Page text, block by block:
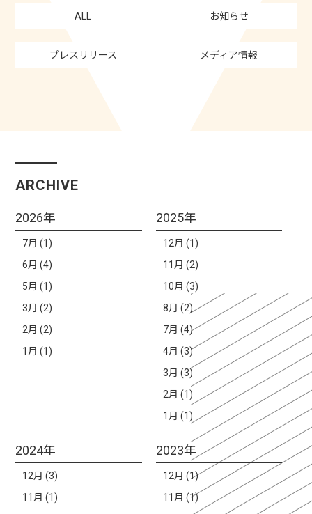
ALL お知らせ
プレスリリース メディア情報
ARCHIVE
2026年
7月 (1)
6月 (4)
5月 (1)
3月 (2)
2月 (2)
1月 (1)
2025年
12月 (1)
11月 (2)
10月 (3)
8月 (2)
7月 (4)
4月 (3)
3月 (3)
2月 (1)
1月 (1)
2024年
12月 (3)
11月 (1)
2023年
12月 (1)
11月 (1)